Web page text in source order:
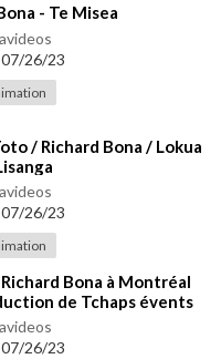
Martin Auer, Axel Schl
Oliver Leicht, Tony Lakat
Harrer, Jürgen Neudert, M
- Te Misea
07/26/23
/ Richard Bona / Lokua
07/26/23
Bona à Montréal
de Tchaps évents
médiatique NGAS TV
07/26/23